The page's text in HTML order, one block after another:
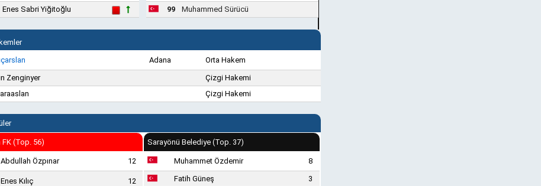
Enes Sabri Yiğitoğlu
99
Muhammed Sürücü
Adana
Orta Hakem
Zenginyer
Çizgi Hakemi
Çizgi Hakemi
FK (Top. 56)
Abdullah Özpınar 12
Enes Kılıç 12
Sarayönü Belediye (Top. 37)
Muhammet Özdemir
8
Fatih Güneş
3